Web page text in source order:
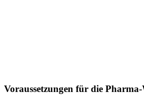
Voraussetzungen für die